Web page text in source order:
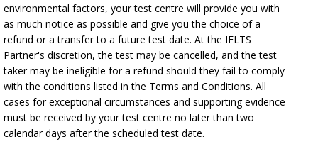
environmental factors, your test centre will provide you with
as much notice as possible and give you the choice of a
refund or a transfer to a future test date. At the IELTS
Partner's discretion, the test may be cancelled, and the test
taker may be ineligible for a refund should they fail to comply
with the conditions listed in the Terms and Conditions. All
cases for exceptional circumstances and supporting evidence
must be received by your test centre no later than two
calendar days after the scheduled test date.